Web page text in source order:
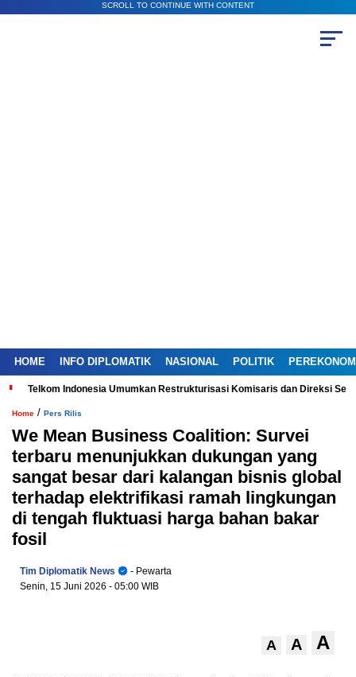
SCROLL TO CONTINUE WITH CONTENT
HOME INFO DIPLOMATIK NASIONAL POLITIK
Telkom Indonesia Umumkan Restrukturisasi Komisaris dan Direksi
Home / Pers Rilis
We Mean Business Coalition: Survei
terbaru menunjukkan dukungan yang
sangat besar dari kalangan bisnis global
terhadap elektrifikasi ramah lingkungan
di tengah fluktuasi harga bahan bakar
fosil
Tim Diplomatik News
- Pewarta
Senin, 15 Juni 2026 - 05:00 WIB
A A A